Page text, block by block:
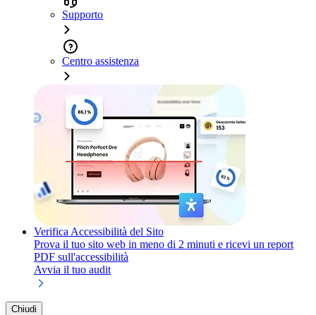
Supporto
Centro assistenza
Verifica Accessibilità del Sito
Prova il tuo sito web in meno di 2 minuti e ricevi un report
PDF sull'accessibilità
Avvia il tuo audit
Chiudi